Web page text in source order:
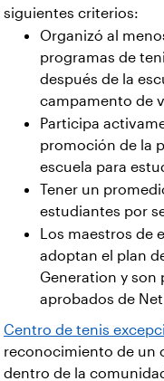
siguientes criterios:
Organizó al
programas de
después de la
campamento de
Participa
promoción de la
escuela para
Tener un
estudiantes por
Los maestros de
adoptan el plan
Generation y son
aprobados de
Centro de tenis
reconocimiento de un
dentro de la